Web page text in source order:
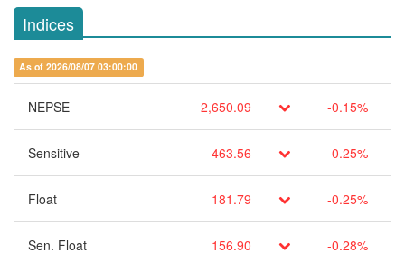
Indices
As of 2026/08/07 03:00:00
NEPSE 2,650.09 -0.15%
Sensitive 463.56 -0.25%
Float 181.79 -0.25%
Sen. Float 156.90 -0.28%